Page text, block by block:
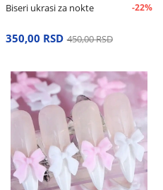
Biseri ukrasi za nokte -22%
350,00 RSD 450,00 RSD